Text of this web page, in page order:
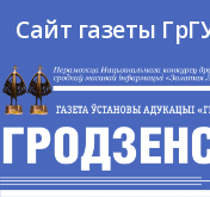
Перейти к